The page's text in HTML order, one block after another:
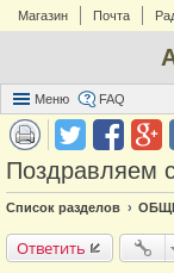
Магазин Почта
Меню FAQ
Поздравляем
Список разделов
Ответить